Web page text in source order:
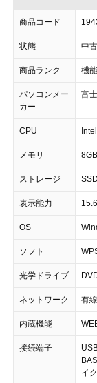
商品コード
状態 中
商品ランク 機
パソコンメー
カー
富
CPU
メモリ 8GB
ストレージ
表示能力
OS
ソフト
光学ドライブ
ネットワーク 有
内蔵機能
接続端子
イ